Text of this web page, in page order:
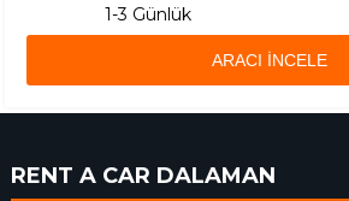
1-3 Günlük
ARACI İNCELE
RENT A CAR DALAMAN